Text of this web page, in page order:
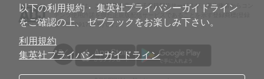
以下の利用規約・ 集英社プライバシーガイドライン
をご確認の上、 ゼブラックをお楽しみ下さい。
利用規約
集英社プライバシーガイドライン
ABJマークは、この電子書店・電子書籍配信サービスが、著作権者からコン
テンツ使用許諾を得た正規版配信サービスであることを示す登録商標(登録
番号第6091713号)です。